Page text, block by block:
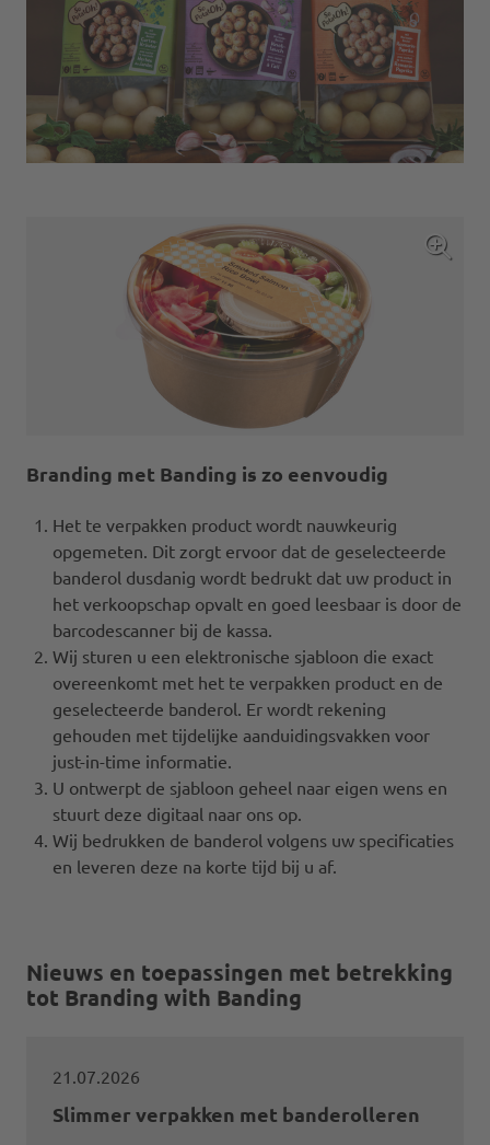
Branding met Banding is zo eenvoudig
Het te verpakken product wordt nauwkeurig
opgemeten. Dit zorgt ervoor dat de geselecteerde
banderol dusdanig wordt bedrukt dat uw product in
het verkoopschap opvalt en goed leesbaar is door de
barcodescanner bij de kassa.
Wij sturen u een elektronische sjabloon die exact
overeenkomt met het te verpakken product en de
geselecteerde banderol. Er wordt rekening
gehouden met tijdelijke aanduidingsvakken voor
just-in-time informatie.
U ontwerpt de sjabloon geheel naar eigen wens en
stuurt deze digitaal naar ons op.
Wij bedrukken de banderol volgens uw specificaties
en leveren deze na korte tijd bij u af.
Nieuws en toepassingen met betrekking
tot Branding with Banding
21.07.2026
Slimmer verpakken met banderolleren